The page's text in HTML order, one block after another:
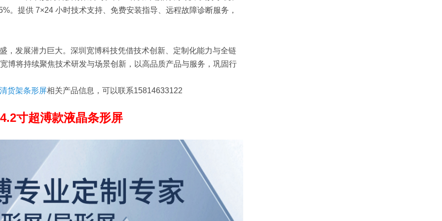
。提供 7×24 小时技术支持、免费安装指导、远程故障诊断服务，
，发展潜力巨大。深圳宽博科技凭借技术创新、定制化能力与全链
博将持续聚焦技术研发与场景创新，以高品质产品与服务，巩固行
货架条形屏相关产品信息，可以联系15814633122
寸超溥款液晶条形屏